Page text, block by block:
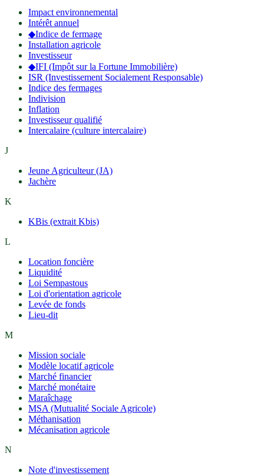
Impact environnemental
Intérêt annuel
◆Indice de fermage
Installation agricole
Investisseur
◆IFI (Impôt sur la Fortune Immobilière)
ISR (Investissement Socialement Responsable)
Indice des fermages
Indivision
Inflation
Investisseur qualifié
Intercalaire (culture intercalaire)
J
Jeune Agriculteur (JA)
Jachère
K
KBis (extrait Kbis)
L
Location foncière
Liquidité
Loi Sempastous
Loi d'orientation agricole
Levée de fonds
Lieu-dit
M
Mission sociale
Modèle locatif agricole
Marché financier
Marché monétaire
Maraîchage
MSA (Mutualité Sociale Agricole)
Méthanisation
Mécanisation agricole
N
Note d'investissement